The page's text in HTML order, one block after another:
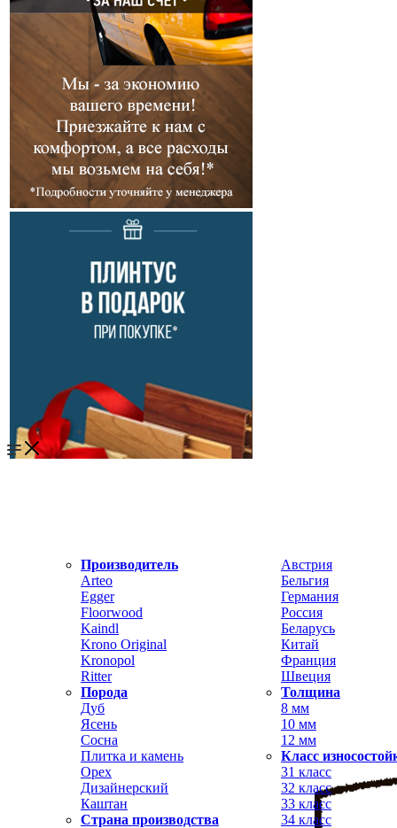
Производитель
Arteo
Egger
Floorwood
Kaindl
Krono Original
Kronopol
Ritter
Порода
Дуб
Ясень
Сосна
Плитка и камень
Орех
Дизайнерский
Каштан
Страна производства
Австрия
Бельгия
Германия
Россия
Беларусь
Китай
Франция
Швеция
Толщина
8 мм
10 мм
12 мм
Класс
31 класс
32 класс
33 класс
34 класс